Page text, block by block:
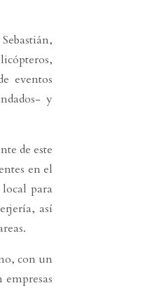
eventos
y
de este
en el
para
así
con un